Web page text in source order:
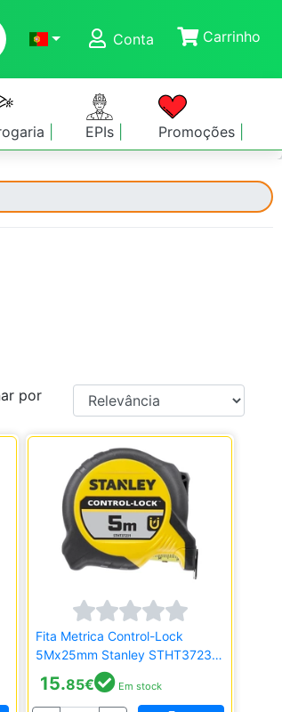
Conta
Carrinho
EPIs Promoções
por
Fita Metrica Control-Lock
5Mx25mm Stanley STHT37231-
15.85€ Em stock